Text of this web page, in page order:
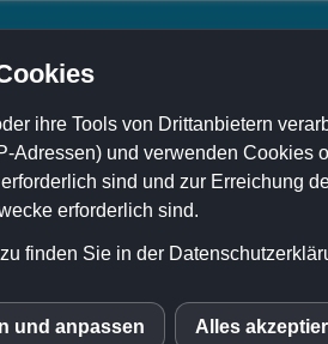
Damenturnverein Mädchenriege
ihre Tools von Drittanbietern
Adressen) und verwenden Cookies
sind und zur Erreichung
erforderlich sind.
finden Sie in der
und anpassen Alles